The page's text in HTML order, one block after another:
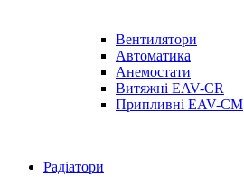
Вентилятори
Автоматика
Анемостати
Витяжні EAV-CR
Припливні EAV-CM
Радіатори